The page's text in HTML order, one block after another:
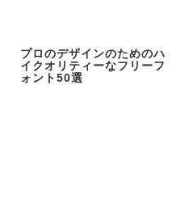
プロのデザインのためのハ
イクオリティーなフリーフ
ォント50選